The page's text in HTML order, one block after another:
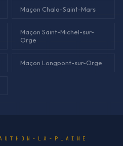
Maçon Chalo-Saint-Mars
Maçon Saint-Michel-sur-
Orge
Maçon Longpont-sur-Orge
LA-PLAINE